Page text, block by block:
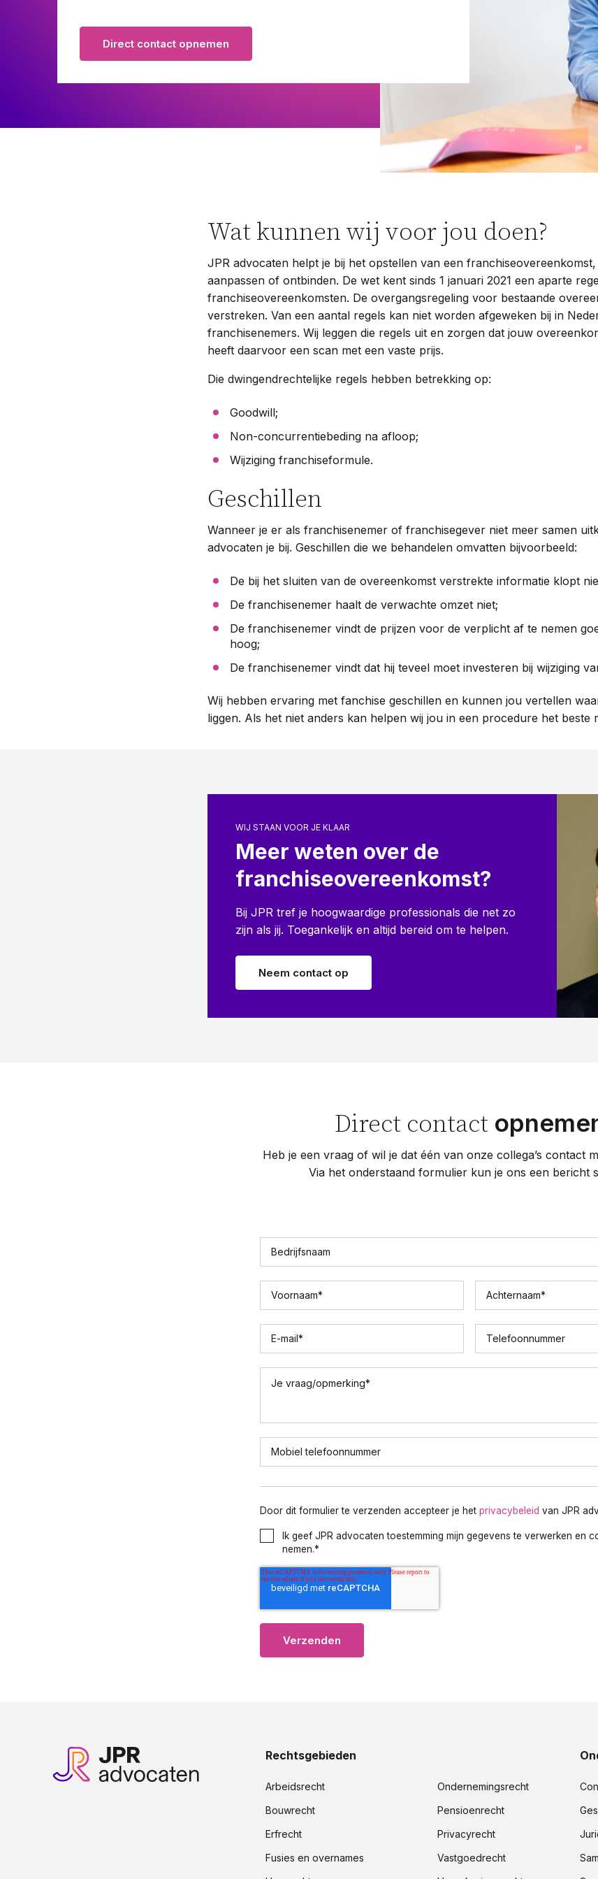
Privacyrecht
Vastgoedrecht
Direct contact opnemen
Wat kunnen wij voor jou doen?
JPR advocaten helpt je bij het opstellen van een
aanpassen of ontbinden. De wet kent sinds 1 januari 2021 een aparte
franchiseovereenkomsten. De overgangsregeling voor bestaande
verstreken. Van een aantal regels kan niet worden afgeweken bij in
franchisenemers. Wij leggen die regels uit en zorgen dat jouw
heeft daarvoor een scan met een vaste prijs.
Die dwingendrechtelijke regels hebben betrekking op:
Goodwill;
Non-concurrentiebeding na afloop;
Wijziging franchiseformule.
Geschillen
Wanneer je er als franchisenemer of franchisegever niet meer samen
advocaten je bij. Geschillen die we behandelen omvatten bijvoorbeeld:
De bij het sluiten van de overeenkomst verstrekte informatie klopt
De franchisenemer haalt de verwachte omzet niet;
De franchisenemer vindt de prijzen voor de verplicht af te nemen
hoog;
De franchisenemer vindt dat hij teveel moet investeren bij wijziging
Wij hebben ervaring met fanchise geschillen en kunnen jou vertellen
liggen. Als het niet anders kan helpen wij jou in een procedure het beste
WIJ STAAN VOOR JE KLAAR
Meer weten over de
franchiseovereenkomst?
Bij JPR tref je hoogwaardige professionals die net zo
zijn als jij. Toegankelijk en altijd bereid om te helpen.
Neem contact op
Direct contact
Heb je een vraag of wil je dat één van onze collega’s contact
Via het onderstaand formulier kun je ons een bericht
Bedrijfsnaam
Voornaam* Achternaam*
E-mail* Telefoonnummer
Je vraag/opmerking*
Mobiel telefoonnummer
Door dit formulier te verzenden accepteer je het privacybeleid van JPR
Ik geef JPR advocaten toestemming mijn gegevens te verwerken en
nemen.*
Rechtsgebieden
Arbeidsrecht
Bouwrecht
Erfrecht
Fusies en overnames
Ondernemingsrecht
Pensioenrecht
Privacyrecht
Vastgoedrecht